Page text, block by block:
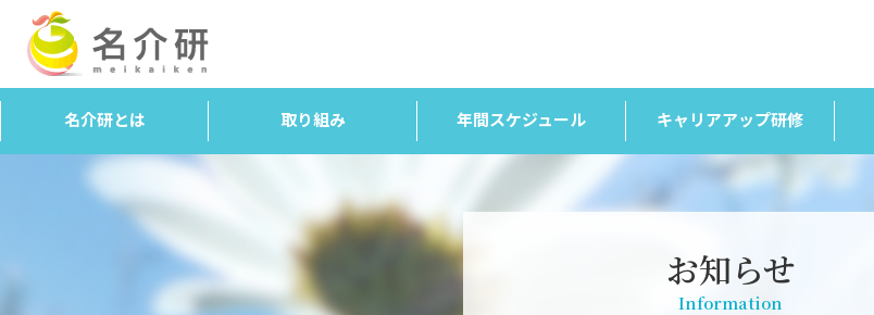
名介研とは 取り組み 年間スケジュール キャリアアップ研修
お知らせ
Information